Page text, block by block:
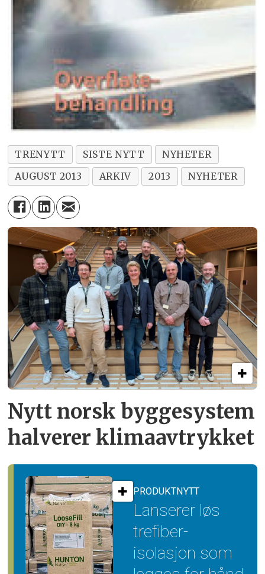
TRENYTT SISTE NYTT
NYHETER
AUGUST 2013
ARKIV 2013 NYHETER
Nytt norsk byggesystem
halverer klimaavtrykket
PRODUKTNYTT
Lanserer løs
trefiber­
isolasjon som